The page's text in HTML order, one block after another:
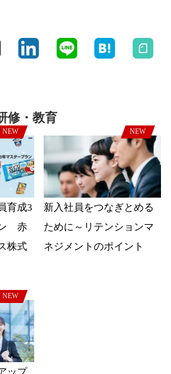
修・教育
NEW
育成3
ン 赤
株式
NEW
新入社員をつなぎとめる
ために～リテンションマ
ネジメントのポイント
NEW
ップ